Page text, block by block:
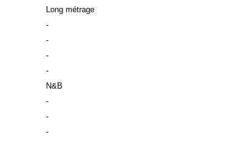
Long métrage
-
-
-
-
N&B
-
-
-